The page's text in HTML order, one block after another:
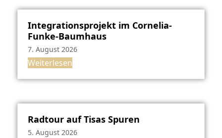
Integrationsprojekt im Cornelia-
Funke-Baumhaus
7. August 2026
Weiterlesen
Radtour auf Tisas Spuren
5. August 2026